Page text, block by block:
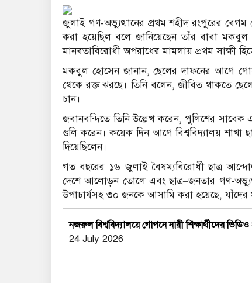
জুলাই গণ-অভ্যুত্থানের প্রথম শহীদ রংপুরের বেগম
করা হয়েছিল বলে জানিয়েছেন তাঁর বাবা
মানবতাবিরোধী অপরাধের মামলায় প্রথম সাক্ষী
মকবুল হোসেন জানান, ছেলের দাফনের আগে
থেকে রক্ত ঝরছে। তিনি বলেন, জীবিত থাকতে
চান।
জবানবন্দিতে তিনি উল্লেখ করেন, পুলিশের
গুলি করেন। কয়েক দিন আগে বিশ্ববিদ্যালয়
দিয়েছিলেন।
গত বছরের ১৬ জুলাই বৈষম্যবিরোধী ছাত্র
দেশে আলোড়ন তোলে এবং ছাত্র–জনতার গণ-
উপাচার্যসহ ৩০ জনকে আসামি করা হয়েছে, যাঁদের
নজরুল বিশ্ববিদ্যালয়ে গোপনে নারী শিক্ষার্থীদের
24 July 2026